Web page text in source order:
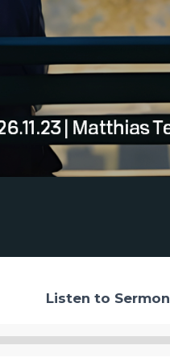
Listen to Sermon
Audio-